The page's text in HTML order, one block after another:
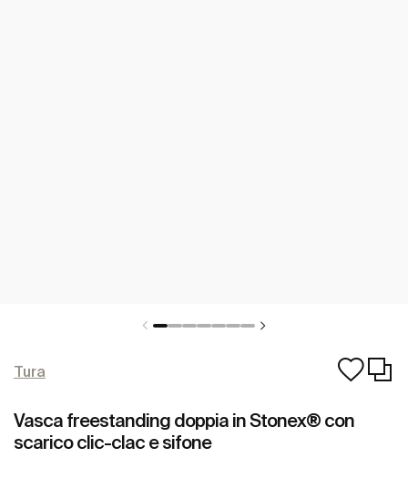
Tura
Vasca freestanding doppia in Stonex® con
scarico clic-clac e sifone